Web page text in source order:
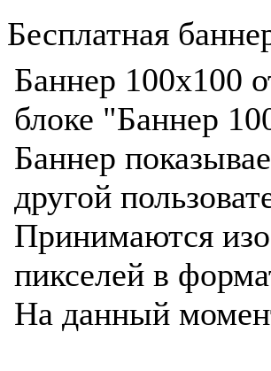
Бесплатная
Баннер 100x100
блоке "Баннер
Баннер
другой
Принимаются
пикселей в
На данный